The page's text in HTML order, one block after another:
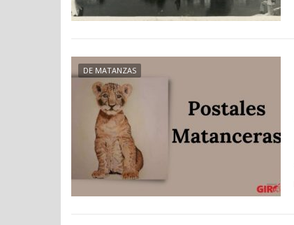
DE MATANZAS